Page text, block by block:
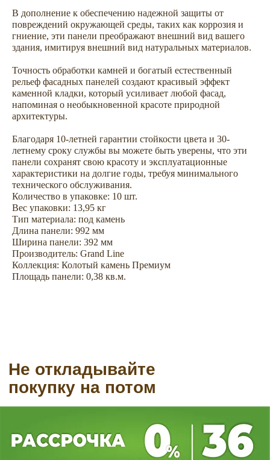
В дополнение к обеспечению надежной защиты от
повреждений окружающей среды, таких как коррозия и
гниение, эти панели преображают внешний вид вашего
здания, имитируя внешний вид натуральных материалов.
Точность обработки камней и богатый естественный
рельеф фасадных панелей создают красивый эффект
каменной кладки, который усиливает любой фасад,
напоминая о необыкновенной красоте природной
архитектуры.
Благодаря 10-летней гарантии стойкости цвета и 30-
летнему сроку службы вы можете быть уверены, что эти
панели сохранят свою красоту и эксплуатационные
характеристики на долгие годы, требуя минимального
технического обслуживания.
Количество в упаковке: 10 шт.
Вес упаковки: 13,95 кг
Тип материала: под камень
Длина панели: 992 мм
Ширина панели: 392 мм
Производитель: Grand Line
Коллекция: Колотый камень Премиум
Площадь панели: 0,38 кв.м.
Не откладывайте